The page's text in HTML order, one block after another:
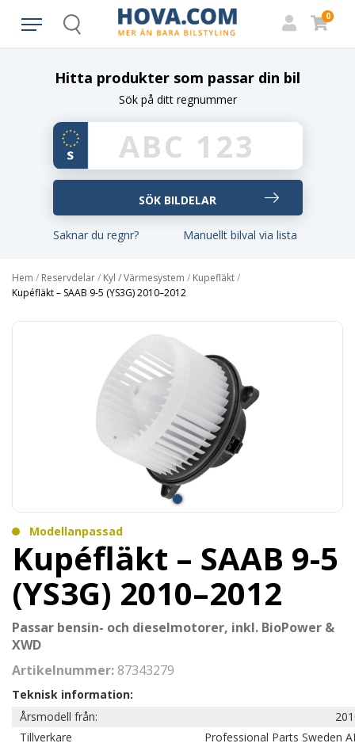
Search
0
Hitta produkter som passar din bil
Sök på ditt regnummer
Saknar du regnr? Manuellt bilval via lista
Hem / Reservdelar/ Kyl / Värmesystem / Kupefläkt/
Kupéfläkt – SAAB 9-5 (YS3G) 2010–2012
Modellanpassad
Kupéfläkt – SAAB 9-5
(YS3G) 2010–2012
Passar bensin- och dieselmotorer, inkl. BioPower &
XWD
Artikelnummer: 87343279
Teknisk information:
Årsmodell från:
Tillverkare
Professional Parts Sweden